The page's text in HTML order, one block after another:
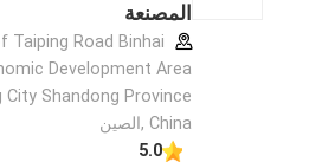
المصنعة
Taiping Road Binhai
Development Area
City Shandong Province
China ,الصين
5.0